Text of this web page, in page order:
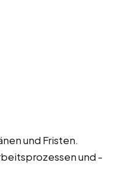
und Fristen.
und -